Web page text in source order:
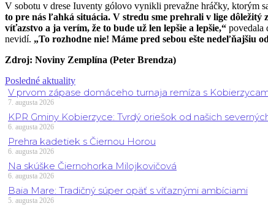
V sobotu v drese Iuventy gólovo vynikli prevažne hráčky, ktorým
to pre nás ľahká situácia. V stredu sme prehrali v lige dôležitý
víťazstvo a ja verím, že to bude už len lepšie a lepšie,“ povedala
nevidí. „To rozhodne nie! Máme pred sebou ešte nedeľňajšiu
Zdroj: Noviny Zemplína (Peter Brendza)
Posledné aktuality
V prvom zápase domáceho turnaja remíza s
7. augusta 2026
KPR Gminy Kobierzyce: Tvrdý oriešok od našich
6. augusta 2026
Prehra kadetiek s Čiernou Horou
6. augusta 2026
Na skúške Čiernohorka Milojkovičová
6. augusta 2026
Baia Mare: Tradičný súper opäť s víťaznými ambíciami
5. augusta 2026